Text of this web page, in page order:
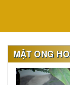
MẬT ONG